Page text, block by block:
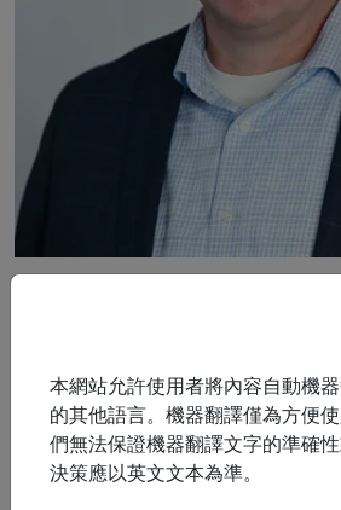
Dave Jones 是 ProResp Inc. 的註冊
從事呼吸治療師工作超過 25 年，最
後來轉入社區醫療。 Dave 在過去 15
ProResp 擔任領導職務，目前擔任企
負責人，為 ProResp 提供支持，指導
展創新型慢性病管理和複雜呼吸護理
本網站允許使用者將內容自動機
的其他語言。機器翻譯僅為方便
們無法保證機器翻譯文字的準確
決策應以英文文本為準。